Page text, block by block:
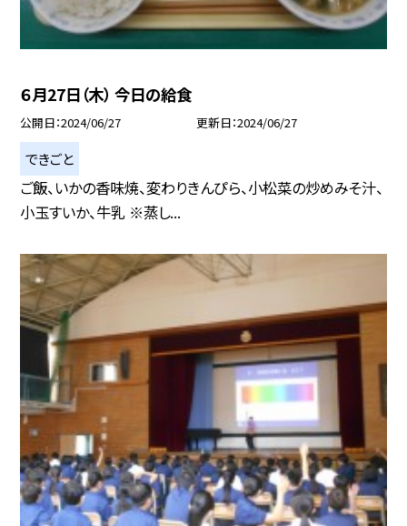
６月27日（木） 今日の給食
公開日 2024/06/27 更新日 2024/06/27
できごと
ご飯、いかの香味焼、変わりきんぴら、小松菜の炒めみそ汁、
小玉すいか、牛乳 ※蒸し...